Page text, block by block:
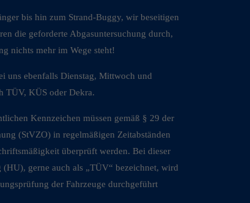
bis hin zum Strand-Buggy, wir beseitigen
die geforderte Abgasuntersuchung durch,
nichts mehr im Wege steht!
uns ebenfalls Dienstag, Mittwoch und
TÜV, KÜS oder Dekra.
Kennzeichen müssen gemäß § 29 der
(StVZO) in regelmäßigen Zeitabständen
überprüft werden. Bei dieser
gerne auch als „TÜV“ bezeichnet, wird
der Fahrzeuge durchgeführt